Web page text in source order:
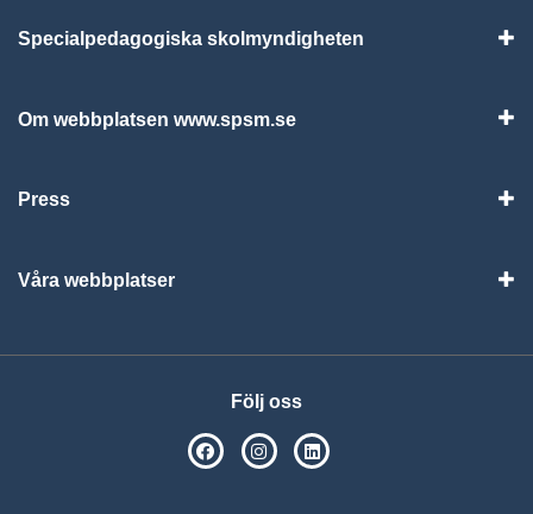
Specialpedagogiska skolmyndigheten
Om webbplatsen www.spsm.se
Press
Våra webbplatser
Följ oss
SPSM på Facebook
SPSM på Instagram